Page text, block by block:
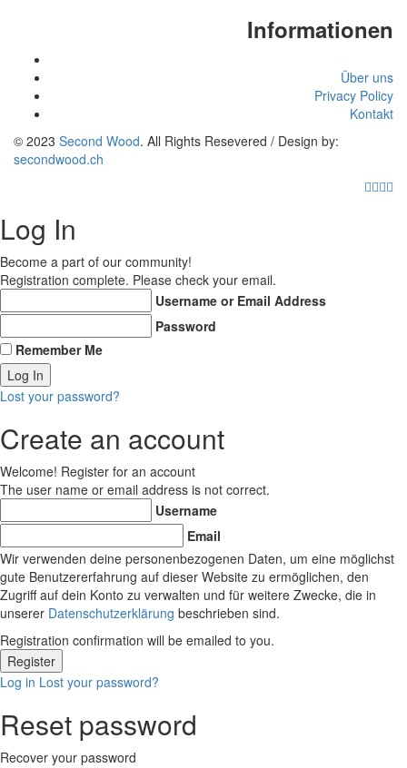
Informationen
Über uns
Privacy Policy
Kontakt
© 2023 Second Wood. All Rights Resevered / Design by:
secondwood.ch
Log In
Become a part of our community!
Registration complete. Please check your email.
Username or Email Address
Password
Remember Me
Lost your password?
Create an account
Welcome! Register for an account
The user name or email address is not correct.
Username
Email
Wir verwenden deine personenbezogenen Daten, um eine möglichst
gute Benutzererfahrung auf dieser Website zu ermöglichen, den
Zugriff auf dein Konto zu verwalten und für weitere Zwecke, die in
unserer Datenschutzerklärung beschrieben sind.
Registration confirmation will be emailed to you.
Log in Lost your password?
Reset password
Recover your password